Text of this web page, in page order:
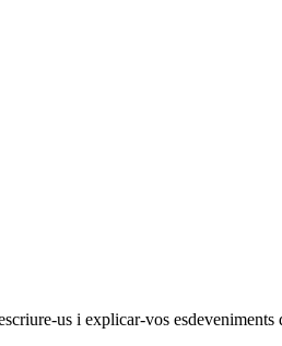
us i explicar-vos esdeveniments